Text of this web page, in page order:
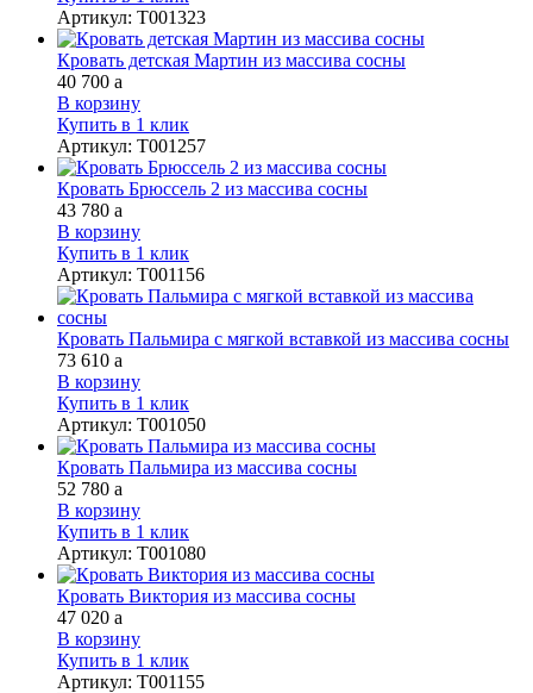
Артикул: Т001323
Кровать детская Мартин из массива сосны
40 700 a
В корзину
Купить в 1 клик
Артикул: Т001257
Кровать Брюссель 2 из массива сосны
43 780 a
В корзину
Купить в 1 клик
Артикул: Т001156
Кровать Пальмира с мягкой вставкой из массива сосны
73 610 a
В корзину
Купить в 1 клик
Артикул: Т001050
Кровать Пальмира из массива сосны
52 780 a
В корзину
Купить в 1 клик
Артикул: Т001080
Кровать Виктория из массива сосны
47 020 a
В корзину
Купить в 1 клик
Артикул: Т001155